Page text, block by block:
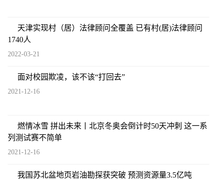
天津实现村（居）法律顾问全覆盖 已有村(居)法律顾问
1740人
2022-03-21
面对校园欺凌，该不该“打回去”
2021-12-16
燃情冰雪 拼出未来丨北京冬奥会倒计时50天冲刺 这一系
列测试赛不简单
2021-12-16
我国苏北盆地页岩油勘探获突破 预测资源量3.5亿吨